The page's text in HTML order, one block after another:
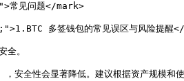
见问题</mark>
多签钱包的常见误区与风险提醒
全。
全性会显著降低。建议根据资产规模和使